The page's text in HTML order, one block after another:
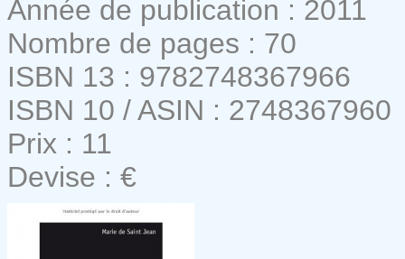
Année de publication : 2011
Nombre de pages : 70
ISBN 13 : 9782748367966
ISBN 10 / ASIN : 2748367960
Prix : 11
Devise : €